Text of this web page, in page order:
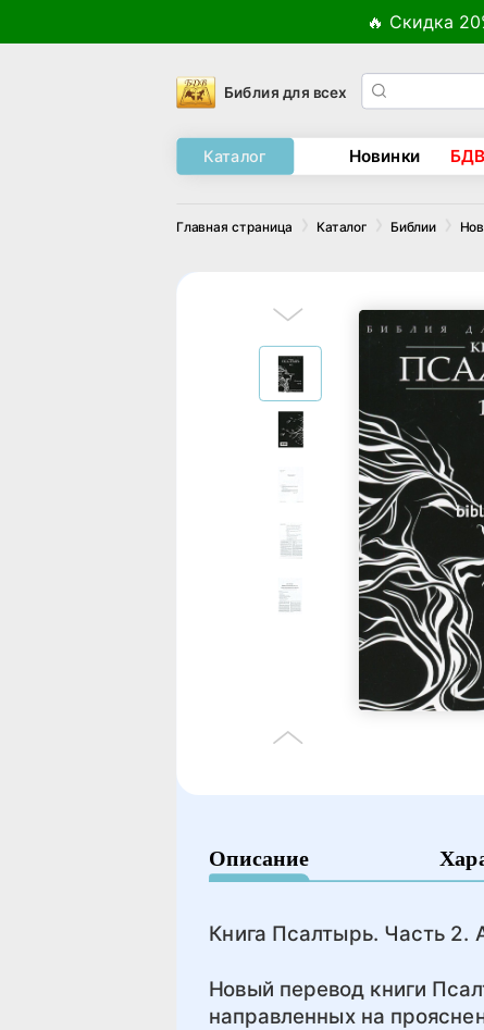
🔥 Скидка
Библия для всех
Каталог Новинки
Главная страница Каталог Библии
Описание
Книга Псалтырь. Часть 2.
Новый перевод книги
направленных на